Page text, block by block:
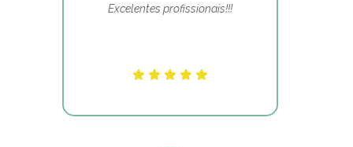
Excelentes profissionais!!!